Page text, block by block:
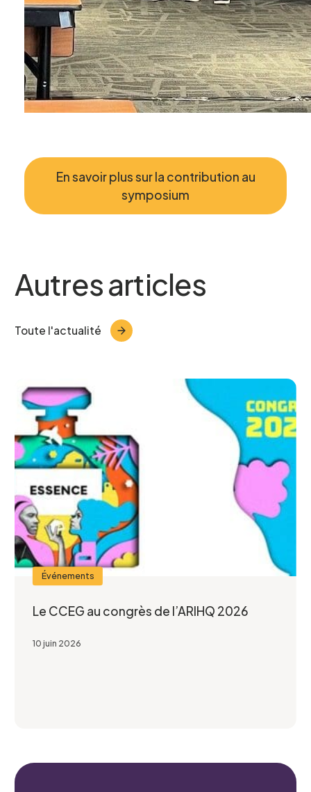
En savoir plus sur la contribution au
symposium
Autres articles
Toute l'actualité
Événements
Le CCEG au congrès de l’ARIHQ 2026
10 juin 2026
Nom*
Telephone
Je confirme l’exactitude de mes informations,
et j’accepte
la Politique de confidentialité du CCEG.